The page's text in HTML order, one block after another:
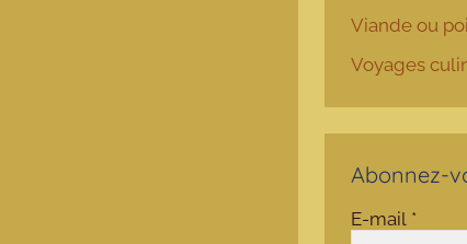
Viande ou
Voyages
Abonnez-
E-mail *